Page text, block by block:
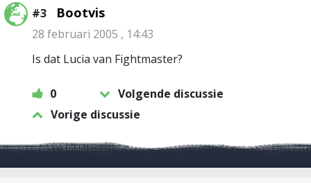
#3 Bootvis
28 februari 2005 , 14:43
Is dat Lucia van Fightmaster?
0
Volgende discussie
Vorige discussie